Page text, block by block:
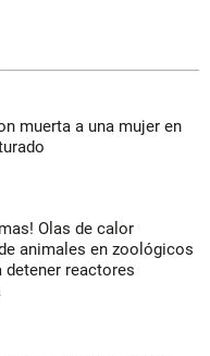
muerta a una mujer en
Olas de calor
animales en zoológicos
detener reactores